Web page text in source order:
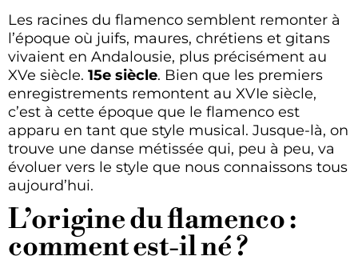
Les racines du flamenco semblent remonter à
l’époque où juifs, maures, chrétiens et gitans
vivaient en Andalousie, plus précisément au
XVe siècle. 15e siècle. Bien que les premiers
enregistrements remontent au XVIe siècle,
c’est à cette époque que le flamenco est
apparu en tant que style musical. Jusque-là, on
trouve une danse métissée qui, peu à peu, va
évoluer vers le style que nous connaissons tous
aujourd’hui.
L’origine du flamenco :
comment est-il né ?